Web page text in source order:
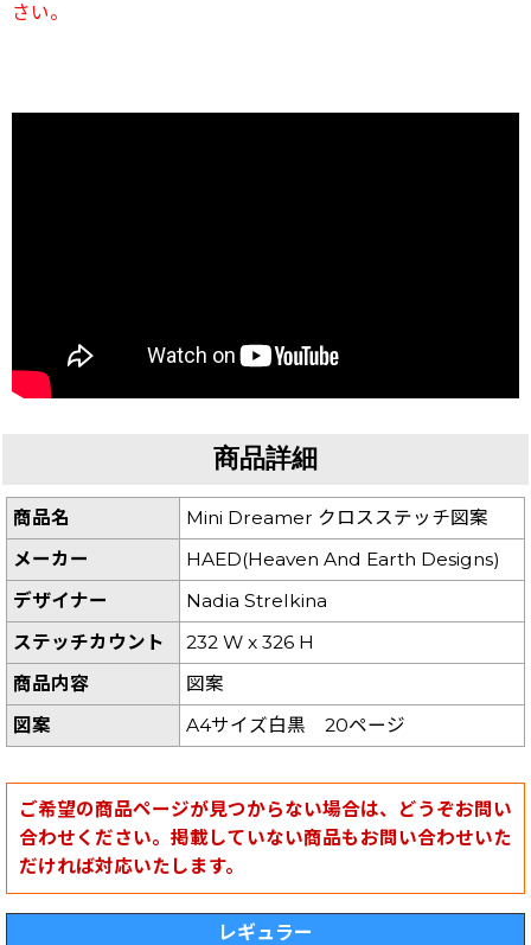
さい。
商品詳細
商品名
Mini Dreamer クロスステッチ図案
メーカー
HAED(Heaven And Earth Designs)
デザイナー
Nadia Strelkina
ステッチカウント
232 W x 326 H
商品内容
図案
図案
A4サイズ白黒 20ページ
ご希望の商品ページが見つからない場合は、どうぞお問い
合わせください。掲載していない商品もお問い合わせいた
だければ対応いたします。
レギュラー